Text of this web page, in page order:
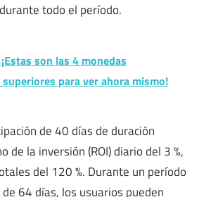
todo el período.
¡Estas son las 4 monedas
para ver ahora mismo!
de 40 días de duración
de la inversión (ROI) diario del 3 %,
del 120 %. Durante un período
64 días, los usuarios pueden